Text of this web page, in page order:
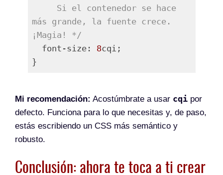
más grande, la fuente crece.
¡Magia! */
  font-size:
8cqi;
Mi recomendación: Acostúmbrate a usar cqi por
defecto. Funciona para lo que necesitas y, de paso,
estás escribiendo un CSS más semántico y
robusto.
Conclusión: ahora te toca a ti crear